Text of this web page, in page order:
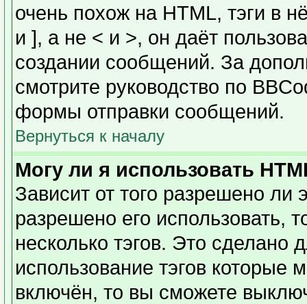
очень похож на HTML, тэги в
и ], а не < и >, он даёт
создании сообщений. За
смотрите руководство по
формы отправки сообщений.
Вернуться к началу
Могу ли я использовать
Зависит от того разрешено ли
разрешено его использовать,
несколько тэгов. Это сделано
использование тэгов которые
включён, то вы сможете